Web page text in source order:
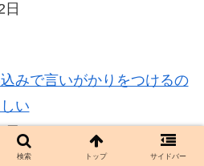
日
みで言いがかりをつけるの
い
日
検索 トップ サイドバー